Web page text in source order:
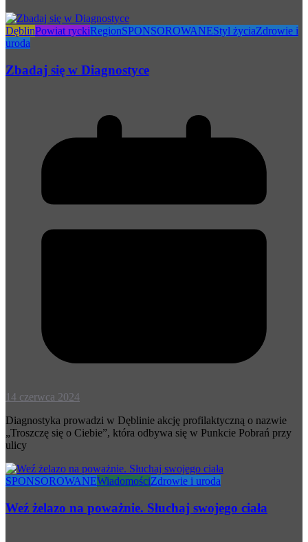
DęblinPowiat ryckiRegionSPONSOROWANEStyl życiaZdrowie i
uroda
Zbadaj się w Diagnostyce
14 czerwca 2024
Diagnostyka prowadzi w Dęblinie akcję profilaktyczną o nazwie
„Troszczę się o Ciebie”, która odbywa się w Punkcie Pobrań przy
ulicy
SPONSOROWANEWiadomościZdrowie i uroda
Weź żelazo na poważnie. Słuchaj swojego ciała